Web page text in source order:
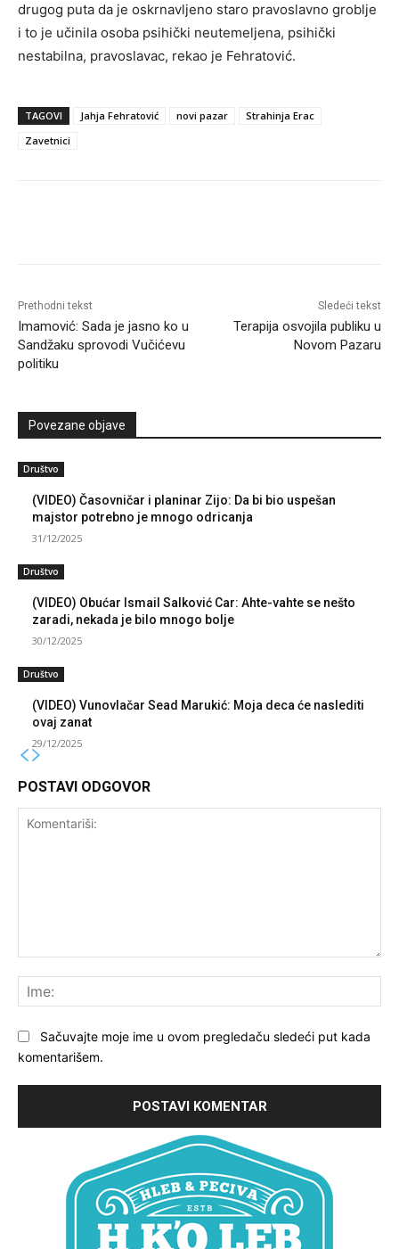
drugog puta da je oskrnavljeno staro pravoslavno groblje
i to je učinila osoba psihički neutemeljena, psihički
nestabilna, pravoslavac, rekao je Fehratović.
TAGOVI Jahja Fehratović novi pazar
Strahinja Erac
Zavetnici
Prethodni tekst
Imamović: Sada je jasno ko u
Sandžaku sprovodi Vučićevu
politiku
Sledeći tekst
Terapija osvojila publiku u
Novom Pazaru
Povezane objave
Društvo
(VIDEO) Časovničar i planinar Zijo: Da bi bio uspešan
majstor potrebno je mnogo odricanja
31/12/2025
Društvo
(VIDEO) Obućar Ismail Salković Car: Ahte-vahte se nešto
zaradi, nekada je bilo mnogo bolje
30/12/2025
Društvo
(VIDEO) Vunovlačar Sead Marukić: Moja deca će naslediti
ovaj zanat
29/12/2025
POSTAVI ODGOVOR
Sačuvajte moje ime u ovom pregledaču sledeći put kada
komentarišem.